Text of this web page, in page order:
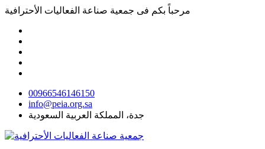
مرحباً بكم فى جمعية صناعة الفعاليات الأحترافية
00966546146150
info@peia.org.sa
جدة، المملكة العربية السعودية